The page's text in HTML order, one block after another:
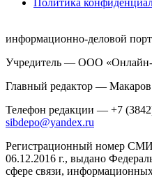
информационно-деловой
Учредитель — ООО «Онлайн-
Главный редактор —
Телефон редакции — +7
sibdepo@yandex.ru
Регистрационный номер
06.12.2016 г., выдано
сфере связи,